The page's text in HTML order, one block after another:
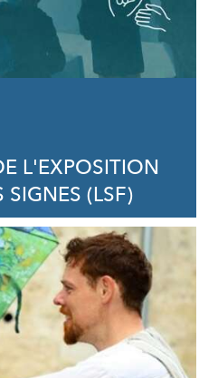
L'EXPOSITION
SIGNES (LSF)